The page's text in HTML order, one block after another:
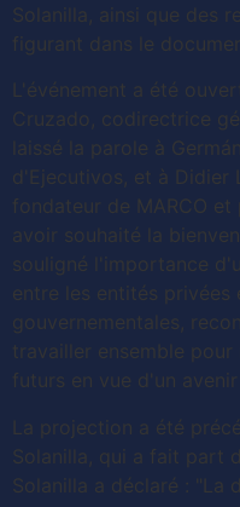
Solanilla, ainsi que des
figurant dans le
L'événement a été
Cruzado, codirectrice
laissé la parole à
d'Ejecutivos, et à Didier
fondateur de MARCO
avoir souhaité la
souligné l'importance
entre les entités privées
gouvernementales,
travailler ensemble
futurs en vue d'un
La projection a été
Solanilla, qui a fait part
Solanilla a déclaré : "La